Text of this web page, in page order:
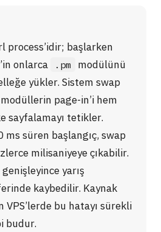
process’idir; başlarken
onlarca
.pm
modülünü
yükler. Sistem swap
page-in’i hem
sayfalamayı tetikler.
süren başlangıç, swap
milisaniyeye çıkabilir.
yarış
kaybedilir. Kaynak
VPS’lerde bu hatayı sürekli
budur.